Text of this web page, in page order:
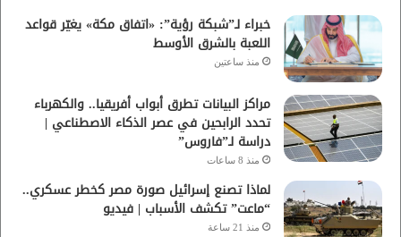
خبراء لـ”شبكة رؤية”: «اتفاق مكة» يغيّر قواعد
اللعبة بالشرق الأوسط
منذ ساعتين
مراكز البيانات تطرق أبواب أفريقيا.. والكهرباء
تحدد الرابحين في عصر الذكاء الاصطناعي |
دراسة لـ”فاروس”
منذ 8 ساعات
لماذا تصنع إسرائيل صورة مصر كخطر عسكري..
“ماعت” تكشف الأسباب | فيديو
منذ 21 ساعة